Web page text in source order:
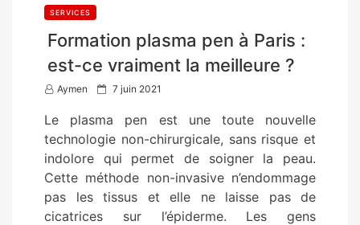
SERVICES
Formation plasma pen à Paris :
est-ce vraiment la meilleure ?
Aymen
P
s
t
e
d
o
7 juin 2021
Le plasma pen est une toute nouvelle
technologie non-chirurgicale, sans risque et
indolore qui permet de soigner la peau.
Cette méthode non-invasive n’endommage
pas les tissus et elle ne laisse pas de
cicatrices sur l’épiderme. Les gens